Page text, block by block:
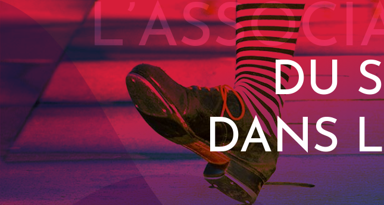
DU
DANS